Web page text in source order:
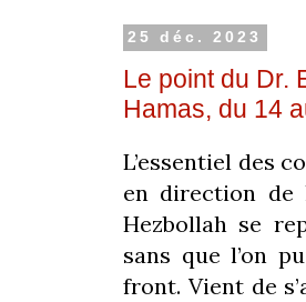
25 déc. 2023
Le point du Dr.
Hamas, du 14
L’essentiel des
en direction de
Hezbollah se
sans que l’on
front. Vient de